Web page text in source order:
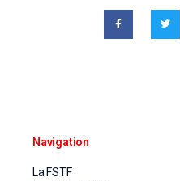
Navigation
La FSTF